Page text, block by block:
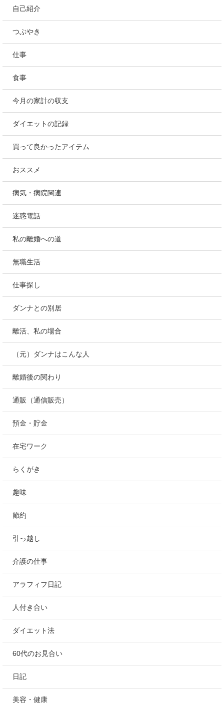
自己紹介
つぶやき
仕事
食事
今月の家計の収支
ダイエットの記録
買って良かったアイテム
おススメ
病気・病院関連
迷惑電話
私の離婚への道
無職生活
仕事探し
ダンナとの別居
離活、私の場合
（元）ダンナはこんな人
離婚後の関わり
通販（通信販売）
預金・貯金
在宅ワーク
らくがき
趣味
節約
引っ越し
介護の仕事
アラフィフ日記
人付き合い
ダイエット法
60代のお見合い
日記
美容・健康